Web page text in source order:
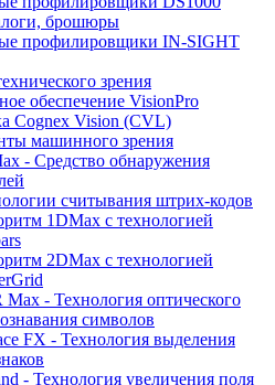
брошюры
профилировщики IN-SIGHT
зрения
обеспечение VisionPro
Cognex Vision (CVL)
машинного зрения
- Средство обнаружения
считывания штрих-кодов
1DMax с технологией
2DMax с технологией
Max - Технология оптического
символов
FX - Технология выделения
- Технология увеличения поля